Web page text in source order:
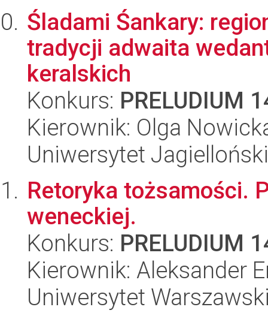
Śladami Śankary:
tradycji adwaita
keralskich
Konkurs: PRELUDIUM
Kierownik: Olga
Uniwersytet
Retoryka tożsamości.
weneckiej.
Konkurs: PRELUDIUM
Kierownik: Aleksander
Uniwersytet